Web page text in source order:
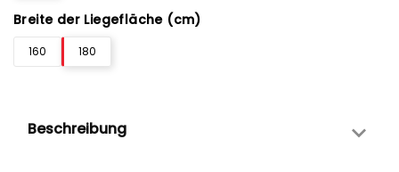
Breite der Liegefläche (cm)
160 180
Beschreibung